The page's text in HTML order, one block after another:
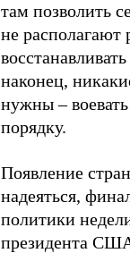
там позволить
не располагают
наконец,
нужны –
порядку.
Появление
надеяться,
политики
президента